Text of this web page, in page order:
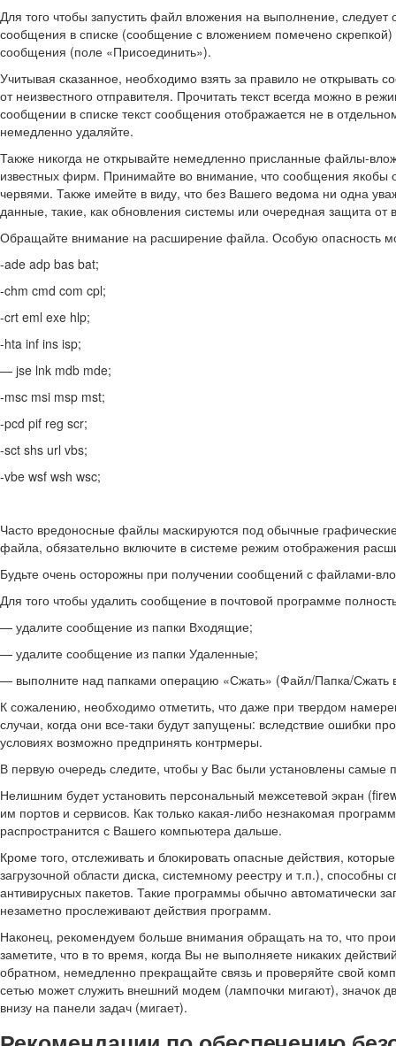
Для того чтобы запустить файл вложения на выполнение,
сообщения в списке (сообщение с вложением помечено
сообщения (поле «Присоединить»).
Учитывая сказанное, необходимо взять за правило не
от неизвестного отправителя. Прочитать текст всегда можно в
сообщении в списке текст сообщения отображается не в
немедленно удаляйте.
Также никогда не открывайте немедленно присланные файлы-
известных фирм. Принимайте во внимание, что сообщения якобы
червями. Также имейте в виду, что без Вашего ведома ни одна
данные, такие, как обновления системы или очередная защита от
Обращайте внимание на расширение файла. Особую опасность
-ade adp bas bat;
-chm cmd com cpl;
-crt eml exe hlp;
-hta inf ins isp;
— jse lnk mdb mde;
-msc msi msp mst;
-pcd pif reg scr;
-sct shs url vbs;
-vbe wsf wsh wsc;
Часто вредоносные файлы маскируются под обычные
файла, обязательно включите в системе режим отображения
Будьте очень осторожны при получении сообщений с файлами-
Для того чтобы удалить сообщение в почтовой программе
— удалите сообщение из папки Входящие;
— удалите сообщение из папки Удаленные;
— выполните над папками операцию «Сжать» (Файл/Папка/Сжать
К сожалению, необходимо отметить, что даже при твердом
случаи, когда они все-таки будут запущены: вследствие ошибки
условиях возможно предпринять контрмеры.
В первую очередь следите, чтобы у Вас были установлены самые
Нелишним будет установить персональный межсетевой экран
им портов и сервисов. Как только какая-либо незнакомая
распространится с Вашего компьютера дальше.
Кроме того, отслеживать и блокировать опасные действия,
загрузочной области диска, системному реестру и т.п.),
антивирусных пакетов. Такие программы обычно автоматически
незаметно прослеживают действия программ.
Наконец, рекомендуем больше внимания обращать на то, что
заметите, что в то время, когда Вы не выполняете никаких
обратном, немедленно прекращайте связь и проверяйте свой
сетью может служить внешний модем (лампочки мигают), значок
внизу на панели задач (мигает).